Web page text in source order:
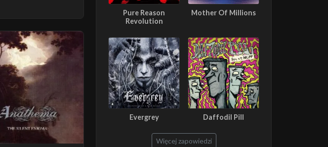
Pure Reason
Revolution
Mother Of Millions
Evergrey Daffodil Pill
Więcej zapowiedzi